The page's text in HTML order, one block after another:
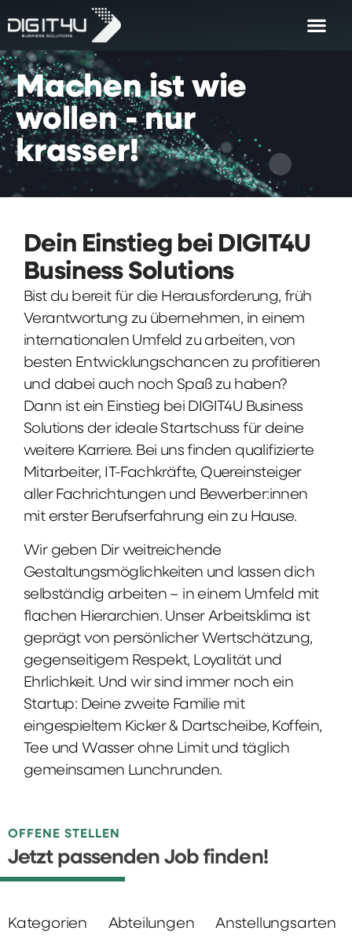
Machen ist wie
wollen - nur
krasser!
Dein Einstieg bei DIGIT4U
Business Solutions
Bist du bereit für die Herausforderung, früh
Verantwortung zu übernehmen, in einem
internationalen Umfeld zu arbeiten, von
besten Entwicklungschancen zu profitieren
und dabei auch noch Spaß zu haben?
Dann ist ein Einstieg bei DIGIT4U Business
Solutions der ideale Startschuss für deine
weitere Karriere. Bei uns finden qualifizierte
Mitarbeiter, IT-Fachkräfte, Quereinsteiger
aller Fachrichtungen und Bewerber:innen
mit erster Berufserfahrung ein zu Hause.
Wir geben Dir weitreichende
Gestaltungsmöglichkeiten und lassen dich
selbständig arbeiten – in einem Umfeld mit
flachen Hierarchien. Unser Arbeitsklima ist
geprägt von persönlicher Wertschätzung,
gegenseitigem Respekt, Loyalität und
Ehrlichkeit. Und wir sind immer noch ein
Startup: Deine zweite Familie mit
eingespieltem Kicker & Dartscheibe, Koffein,
Tee und Wasser ohne Limit und täglich
gemeinsamen Lunchrunden.
OFFENE STELLEN
Jetzt passenden Job finden!
Kategorien Abteilungen Anstellungsarten